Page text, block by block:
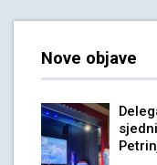
Nove objave